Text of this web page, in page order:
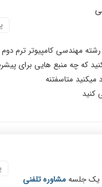
رشته مهندسی کامپیوتر ترم
که چه منبع هایی برای
متاسفتنه
کنید
یک جلسهمشاوره تلفنی